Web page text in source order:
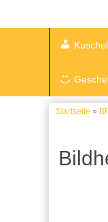
Startseite »